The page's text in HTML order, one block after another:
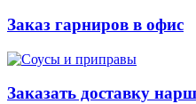
Заказ гарниров в офис
Заказать доставку